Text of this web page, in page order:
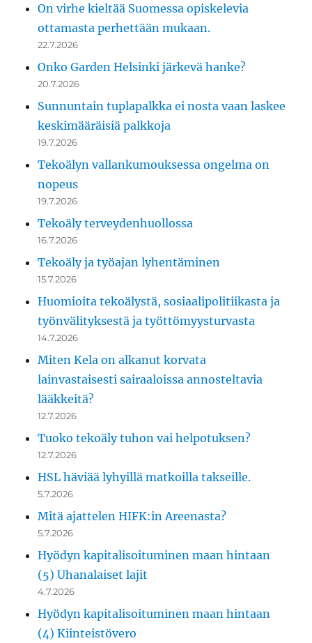
On virhe kieltää Suomessa opiskelevia
ottamasta perhettään mukaan.
22.7.2026
Onko Garden Helsinki järkevä hanke?
20.7.2026
Sunnuntain tuplapalkka ei nosta vaan laskee
keskimääräisiä palkkoja
19.7.2026
Tekoälyn vallankumouksessa ongelma on
nopeus
19.7.2026
Tekoäly terveydenhuollossa
16.7.2026
Tekoäly ja työajan lyhentäminen
15.7.2026
Huomioita tekoälystä, sosiaalipolitiikasta ja
työnvälityksestä ja työttömyysturvasta
14.7.2026
Miten Kela on alkanut korvata
lainvastaisesti sairaaloissa annosteltavia
lääkkeitä?
12.7.2026
Tuoko tekoäly tuhon vai helpotuksen?
12.7.2026
HSL häviää lyhyillä matkoilla takseille.
5.7.2026
Mitä ajattelen HIFK:in Areenasta?
5.7.2026
Hyödyn kapitalisoituminen maan hintaan
(5) Uhanalaiset lajit
4.7.2026
Hyödyn kapitalisoituminen maan hintaan
(4) Kiinteistövero